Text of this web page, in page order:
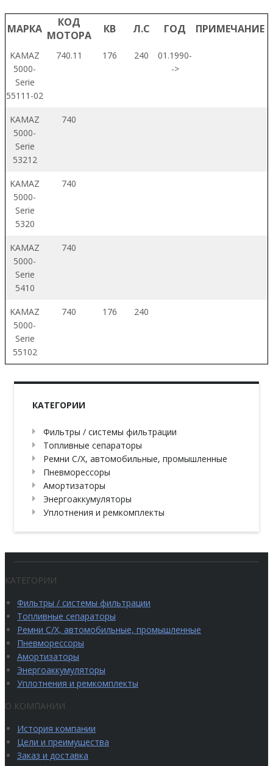
МАРКА
КОД
МОТОРА
КВ Л.С ГОД ПРИМЕЧАНИЕ
KAMAZ
5000-
Serie
55111-02
740.11 176 240
01.1990-
->
KAMAZ
5000-
Serie
53212
740
KAMAZ
5000-
Serie
5320
740
KAMAZ
5000-
Serie
5410
740
KAMAZ
5000-
Serie
55102
740 176 240
КАТЕГОРИИ
Фильтры / системы фильтрации
Топливные сепараторы
Ремни С/Х, автомобильные, промышленные
Пневморессоры
Амортизаторы
Энергоаккумуляторы
Уплотнения и ремкомплекты
КАТЕГОРИИ
Фильтры / системы фильтрации
Топливные сепараторы
Ремни С/Х, автомобильные, промышленные
Пневморессоры
Амортизаторы
Энергоаккумуляторы
Уплотнения и ремкомплекты
О КОМПАНИИ
История компании
Цели и преимущества
Заказ и доставка